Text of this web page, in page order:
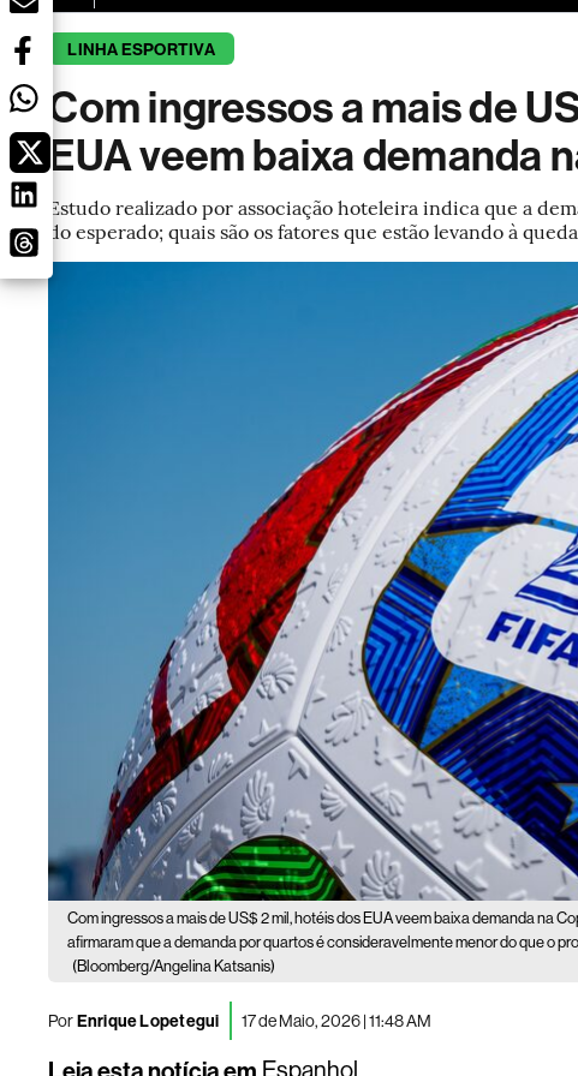
LINHA ESPORTIVA
Com ingressos a mais de
EUA veem baixa demanda
Estudo realizado por associação hoteleira indica que a
do esperado; quais são os fatores que estão levando à
Com ingressos a mais de US$ 2 mil, hotéis dos EUA veem baixa demanda na
afirmaram que a demanda por quartos é consideravelmente menor do que o
(Bloomberg/Angelina Katsanis)
PorEnrique Lopetegui 17 de Maio, 2026 | 11:48 AM